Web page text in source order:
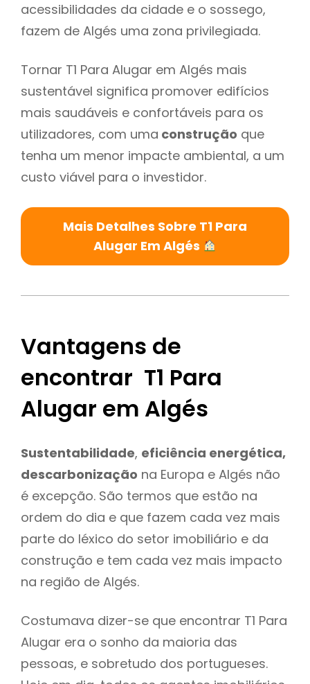
acessibilidades da cidade e o sossego,
fazem de Algés uma zona privilegiada.
Tornar T1 Para Alugar em Algés mais
sustentável significa promover edifícios
mais saudáveis e confortáveis para os
utilizadores, com uma construção que
tenha um menor impacte ambiental, a um
custo viável para o investidor.
Mais Detalhes Sobre T1 Para
Alugar Em Algés
Vantagens de
encontrar T1 Para
Alugar em Algés
Sustentabilidade, eficiência energética,
descarbonização na Europa e Algés não
é excepção. São termos que estão na
ordem do dia e que fazem cada vez mais
parte do léxico do setor imobiliário e da
construção e tem cada vez mais impacto
na região de Algés.
Costumava dizer-se que encontrar T1 Para
Alugar era o sonho da maioria das
pessoas, e sobretudo dos portugueses.